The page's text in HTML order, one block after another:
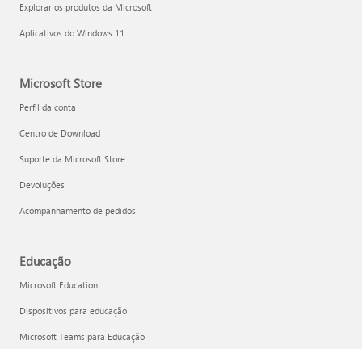
Explorar os produtos da Microsoft
Aplicativos do Windows 11
Microsoft Store
Perfil da conta
Centro de Download
Suporte da Microsoft Store
Devoluções
Acompanhamento de pedidos
Educação
Microsoft Education
Dispositivos para educação
Microsoft Teams para Educação